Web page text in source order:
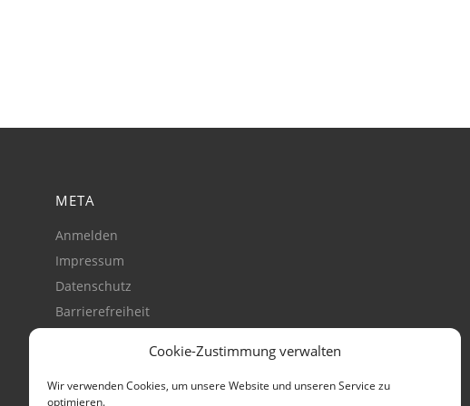
Cookie-Zustimmung verwalten
Wir verwenden Cookies, um unsere Website und unseren Service zu
optimieren.
META
Anmelden
Impressum
Datenschutz
Barrierefreiheit
(Zustimmung verwalten)